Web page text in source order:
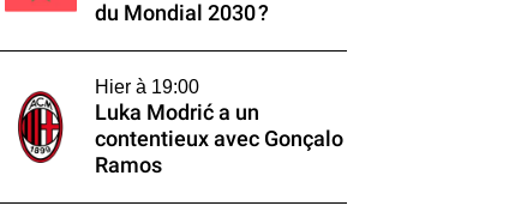
du Mondial 2030 ?
Hier à 19:00
Luka Modrić a un
contentieux avec Gonçalo
Ramos